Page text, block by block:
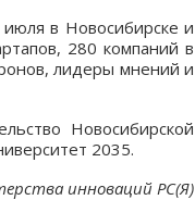
июля в Новосибирске и
280 компаний в
лидеры мнений и
Новосибирской
2035.
инноваций РС(Я)